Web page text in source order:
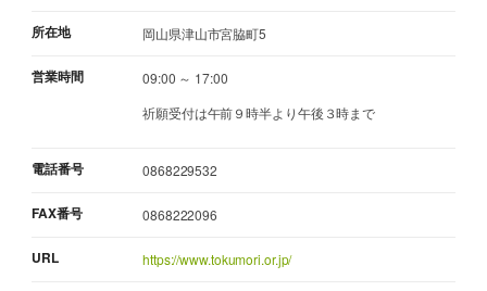
所在地 岡山県津山市宮脇町5
営業時間
09:00 ～ 17:00
祈願受付は午前９時半より午後３時まで
電話番号 0868229532
FAX番号 0868222096
URL https://www.tokumori.or.jp/